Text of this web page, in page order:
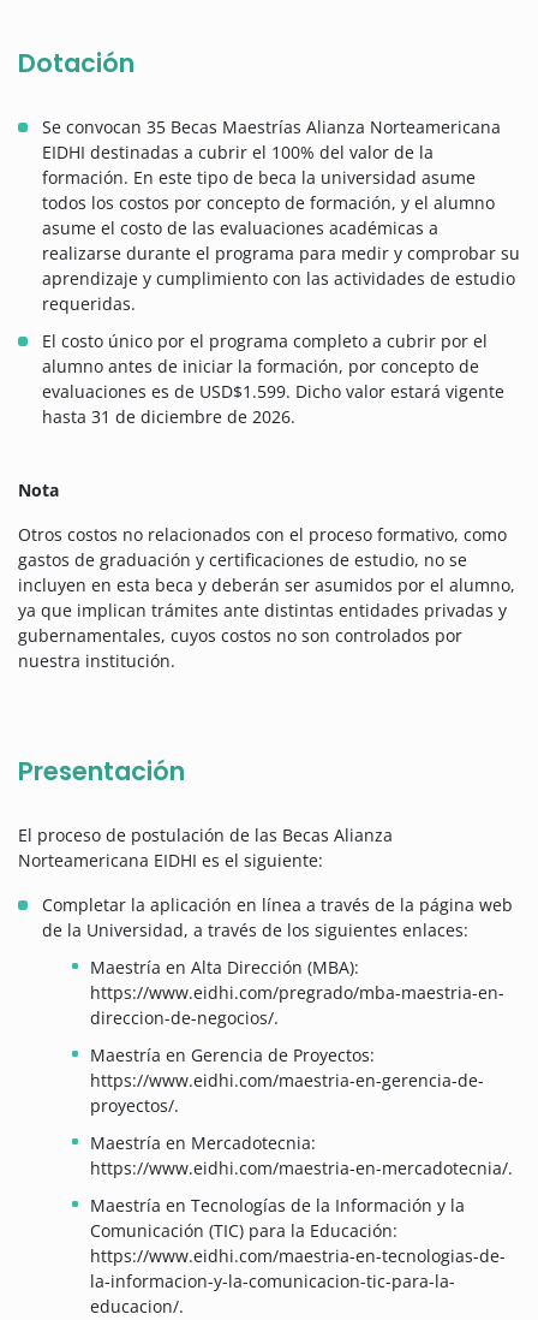
Dotación
Se convocan 35 Becas Maestrías Alianza Norteamericana
EIDHI destinadas a cubrir el 100% del valor de la
formación. En este tipo de beca la universidad asume
todos los costos por concepto de formación, y el alumno
asume el costo de las evaluaciones académicas a
realizarse durante el programa para medir y comprobar su
aprendizaje y cumplimiento con las actividades de estudio
requeridas.
El costo único por el programa completo a cubrir por el
alumno antes de iniciar la formación, por concepto de
evaluaciones es de USD$1.599. Dicho valor estará vigente
hasta 31 de diciembre de 2026.
Nota
Otros costos no relacionados con el proceso formativo, como
gastos de graduación y certificaciones de estudio, no se
incluyen en esta beca y deberán ser asumidos por el alumno,
ya que implican trámites ante distintas entidades privadas y
gubernamentales, cuyos costos no son controlados por
nuestra institución.
Presentación
El proceso de postulación de las Becas Alianza
Norteamericana EIDHI es el siguiente:
Completar la aplicación en línea a través de la página web
de la Universidad, a través de los siguientes enlaces:
Maestría en Alta Dirección (MBA):
https://www.eidhi.com/pregrado/mba-maestria-en-
direccion-de-negocios/.
Maestría en Gerencia de Proyectos:
https://www.eidhi.com/maestria-en-gerencia-de-
proyectos/.
Maestría en Mercadotecnia:
https://www.eidhi.com/maestria-en-mercadotecnia/.
Maestría en Tecnologías de la Información y la
Comunicación (TIC) para la Educación:
https://www.eidhi.com/maestria-en-tecnologias-de-
la-informacion-y-la-comunicacion-tic-para-la-
educacion/.